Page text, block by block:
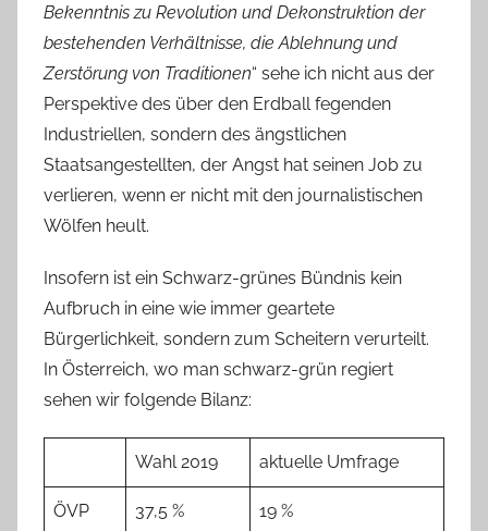
Bekenntnis zu Revolution und Dekonstruktion der
bestehenden Verhältnisse, die Ablehnung und
Zerstörung von Traditionen“ sehe ich nicht aus der
Perspektive des über den Erdball fegenden
Industriellen, sondern des ängstlichen
Staatsangestellten, der Angst hat seinen Job zu
verlieren, wenn er nicht mit den journalistischen
Wölfen heult.
Insofern ist ein Schwarz-grünes Bündnis kein
Aufbruch in eine wie immer geartete
Bürgerlichkeit, sondern zum Scheitern verurteilt.
In Österreich, wo man schwarz-grün regiert
sehen wir folgende Bilanz:
Wahl 2019 aktuelle Umfrage
ÖVP 37,5 % 19 %